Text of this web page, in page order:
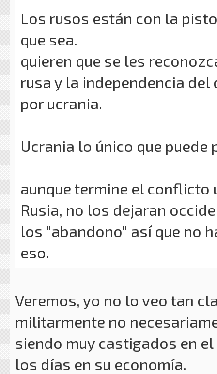
Los rusos están con la
que sea.
quieren que se les
rusa y la independencia
por ucrania.
Ucrania lo único que puede
aunque termine el conflicto
Rusia, no los dejaran
los "abandono" así que no
eso.
Veremos, yo no lo veo tan
militarmente no
siendo muy castigados en
los días en su economía.